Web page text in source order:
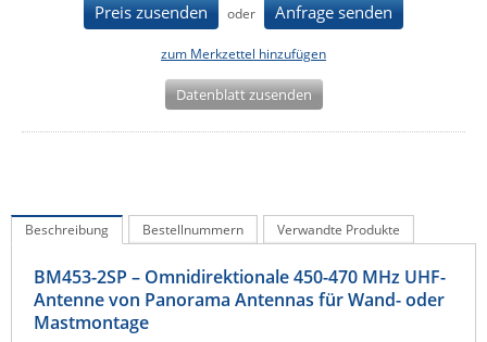
Moxa
Panorama Antennas
PatchSee
Preis zusenden oder Anfrage senden
zum Merkzettel hinzufügen
Datenblatt zusenden
Beschreibung Bestellnummern Verwandte Produkte
BM453-2SP – Omnidirektionale 450-470 MHz UHF-
Antenne von Panorama Antennas für Wand- oder
Mastmontage